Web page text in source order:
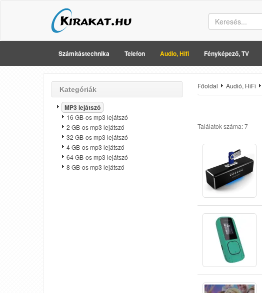
Számítástechnika Telefon Audio, Hifi Fényképező, TV
Kategóriák
MP3 lejátszó
16 GB-os mp3 lejátszó
2 GB-os mp3 lejátszó
32 GB-os mp3 lejátszó
4 GB-os mp3 lejátszó
64 GB-os mp3 lejátszó
8 GB-os mp3 lejátszó
Főoldal Audió, HiFi
Találatok száma: 7